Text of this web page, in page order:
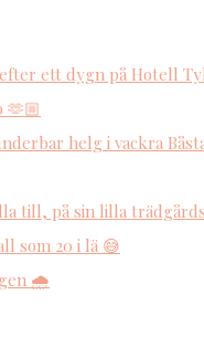
ett dygn på Hotell
🫶🏼
helg i vackra
till, på sin lilla
som 20 i lä 😅
🌧️